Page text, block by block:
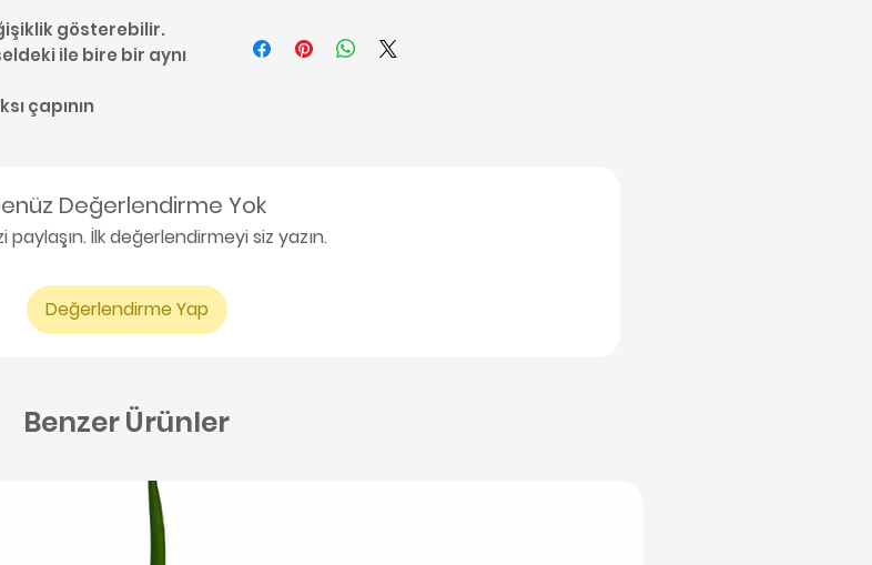
gösterebilir.
ile bire bir aynı
çapının
#Aglaonema Bakımı #Chinese
Değerlendirme Yok
paylaşın. İlk değerlendirmeyi siz yazın.
Değerlendirme Yap
Benzer Ürünler